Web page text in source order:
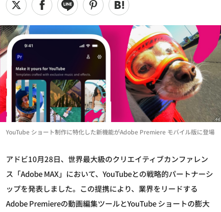
YouTube ショート制作に特化した新機能がAdobe Premiere モバイル版に登場
アドビ10月28日、世界最大級のクリエイティブカンファレン
ス「Adobe MAX」において、YouTubeとの戦略的パートナーシ
ップを発表しました。この提携により、業界をリードする
Adobe Premiereの動画編集ツールとYouTube ショートの膨大